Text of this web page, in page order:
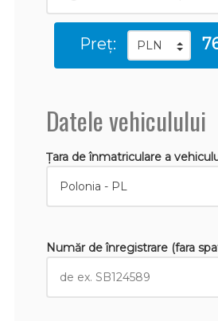
Preț:
Datele vehiculului
Țara de înmatriculare a
Număr de înregistrare (fara